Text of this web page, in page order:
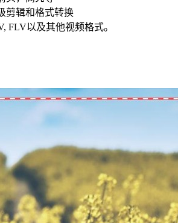
剪辑和格式转换
FLV以及其他视频格式。